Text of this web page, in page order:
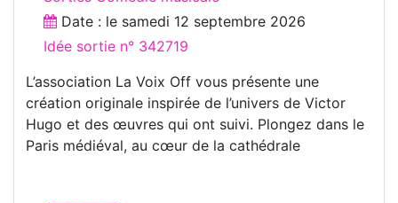
Date : le samedi 12 septembre 2026
Idée sortie n° 342719
L’association La Voix Off vous présente une
création originale inspirée de l’univers de Victor
Hugo et des œuvres qui ont suivi. Plongez dans le
Paris médiéval, au cœur de la cathédrale